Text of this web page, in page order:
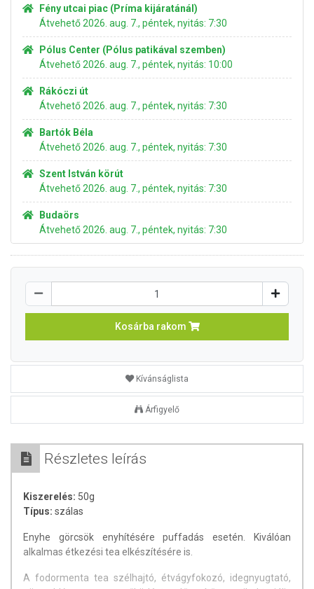
Fény utcai piac (Príma kijáratánál)
Átvehető 2026. aug. 7., péntek, nyitás: 7:30
Pólus Center (Pólus patikával szemben)
Átvehető 2026. aug. 7., péntek, nyitás: 10:00
Rákóczi út
Átvehető 2026. aug. 7., péntek, nyitás: 7:30
Bartók Béla
Átvehető 2026. aug. 7., péntek, nyitás: 7:30
Szent István körút
Átvehető 2026. aug. 7., péntek, nyitás: 7:30
Budaörs
Átvehető 2026. aug. 7., péntek, nyitás: 7:30
Kosárba rakom
Kívánságlista
Árfigyelő
Részletes leírás
Kiszerelés: 50g
Típus: szálas
Enyhe görcsök enyhítésére puffadás esetén. Kiválóan
alkalmas étkezési tea elkészítésére is.
A fodormenta tea szélhajtó, étvágyfokozó, idegnyugtató,